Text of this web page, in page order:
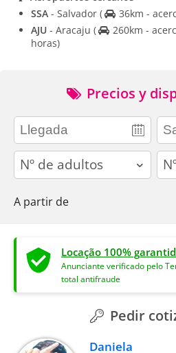
SSA - Salvador (
36km -
AJU - Aracaju (
260km -
horas)
Precios y
adults
A partir de
Locação 100%
Anunciante verificado pelo
total antifraude
Pedir
Daniela